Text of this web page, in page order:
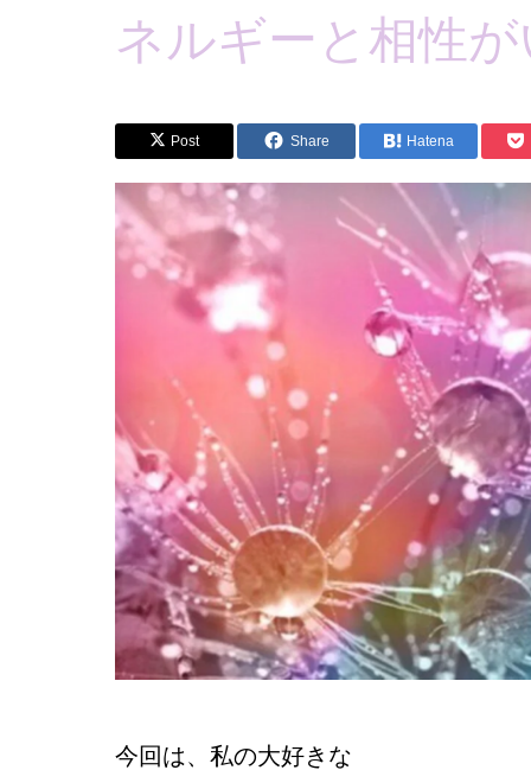
ネルギーと相性
Post Share Hatena
今回は、私の大好きな